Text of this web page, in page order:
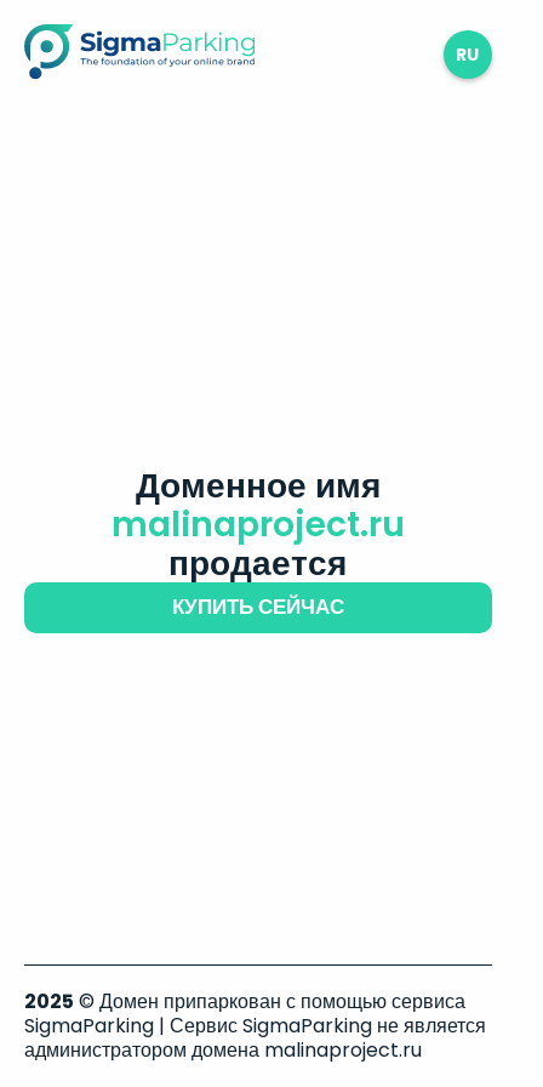
RU
Доменное имя
malinaproject.ru
продается
КУПИТЬ СЕЙЧАС
2025 © Домен припаркован с помощью сервиса
SigmaParking | Сервис SigmaParking не является
администратором домена malinaproject.ru